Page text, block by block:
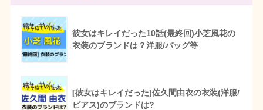
彼女はキレイだった10話(最終回)小芝風花の
衣装のブランドは？洋服/バッグ等
[彼女はキレイだった]佐久間由衣の衣装(洋服/
ピアス)のブランドは?